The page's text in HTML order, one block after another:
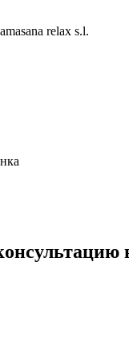
relax s.l.